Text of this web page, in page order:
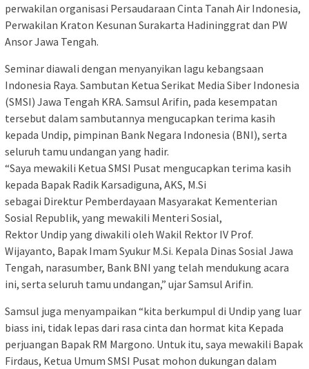
perwakilan organisasi Persaudaraan Cinta Tanah Air Indonesia,
Perwakilan Kraton Kesunan Surakarta Hadininggrat dan PW
Ansor Jawa Tengah.
Seminar diawali dengan menyanyikan lagu kebangsaan
Indonesia Raya. Sambutan Ketua Serikat Media Siber Indonesia
(SMSI) Jawa Tengah KRA. Samsul Arifin, pada kesempatan
tersebut dalam sambutannya mengucapkan terima kasih
kepada Undip, pimpinan Bank Negara Indonesia (BNI), serta
seluruh tamu undangan yang hadir.
“Saya mewakili Ketua SMSI Pusat mengucapkan terima kasih
kepada Bapak Radik Karsadiguna, AKS, M.Si
sebagai Direktur Pemberdayaan Masyarakat Kementerian
Sosial Republik, yang mewakili Menteri Sosial,
Rektor Undip yang diwakili oleh Wakil Rektor IV Prof.
Wijayanto, Bapak Imam Syukur M.Si. Kepala Dinas Sosial Jawa
Tengah, narasumber, Bank BNI yang telah mendukung acara
ini, serta seluruh tamu undangan,” ujar Samsul Arifin.
Samsul juga menyampaikan “kita berkumpul di Undip yang luar
biass ini, tidak lepas dari rasa cinta dan hormat kita Kepada
perjuangan Bapak RM Margono. Untuk itu, saya mewakili Bapak
Firdaus, Ketua Umum SMSI Pusat mohon dukungan dalam